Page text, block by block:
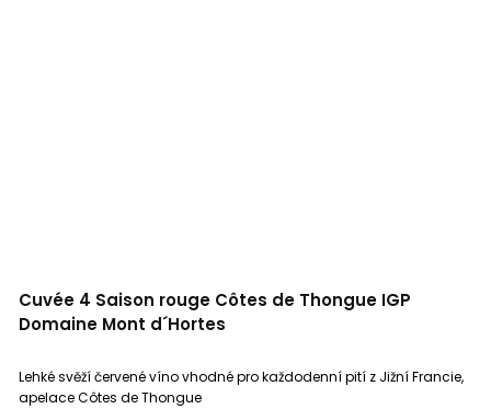
Cuvée 4 Saison rouge Côtes de Thongue IGP
Domaine Mont d´Hortes
Lehké svěží červené víno vhodné pro každodenní pití z Jižní Francie,
apelace Côtes de Thongue